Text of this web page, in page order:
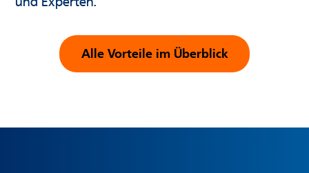
Alle Vorteile im Überblick